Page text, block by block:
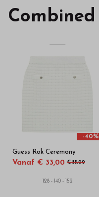
Combined
-40%
Guess Rok Ceremony
Vanaf € 33,00 € 55,00
128 - 140 - 152